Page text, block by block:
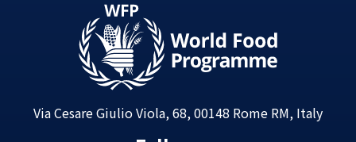
Via Cesare Giulio Viola, 68, 00148 Rome RM, Italy